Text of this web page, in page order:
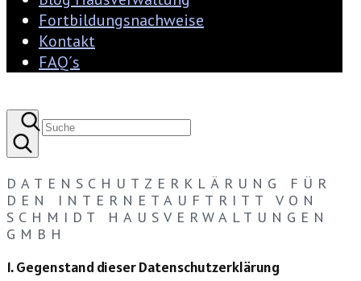
Fortbildungsnachweise
Kontakt
FAQ´s
DATENSCHUTZERKLÄRUNG FÜR
DEN INTERNETAUFTRITT VON
SCHMIDT HAUSVERWALTUNGEN
GMBH
1. Gegenstand dieser Datenschutzerklärung